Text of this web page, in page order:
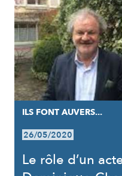
ILS FONT AUVERS...
26/05/2020
Le rôle d’un